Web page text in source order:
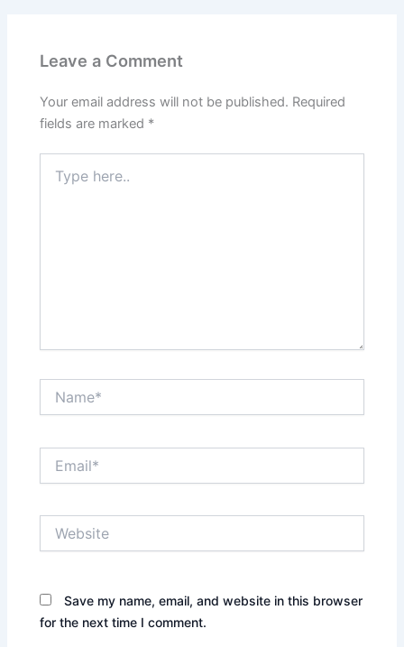
Leave a Comment
Your email address will not be published. Required
fields are marked *
here..
Save my name, email, and website in this browser
for the next time I comment.